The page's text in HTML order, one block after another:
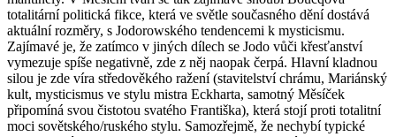
totalitární politická fikce, která ve světle současného dění dostává
aktuální rozměry, s Jodorowského tendencemi k mysticismu.
Zajímavé je, že zatímco v jiných dílech se Jodo vůči křesťanství
vymezuje spíše negativně, zde z něj naopak čerpá. Hlavní kladnou
silou je zde víra středověkého ražení (stavitelství chrámu, Mariánský
kult, mysticismus ve stylu mistra Eckharta, samotný Měsíček
připomíná svou čistotou svatého Františka), která stojí proti totalitní
moci sovětského/ruského stylu. Samozřejmě, že nechybí typické